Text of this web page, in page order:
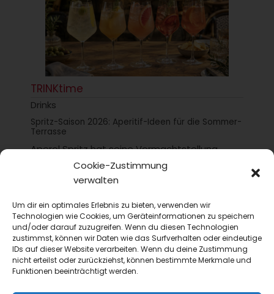
Cookie-Zustimmung
verwalten
Um dir ein optimales Erlebnis zu bieten, verwenden wir
Technologien wie Cookies, um Geräteinformationen zu speichern
und/oder darauf zuzugreifen. Wenn du diesen Technologien
zustimmst, können wir Daten wie das Surfverhalten oder eindeutige
IDs auf dieser Website verarbeiten. Wenn du deine Zustimmung
nicht erteilst oder zurückziehst, können bestimmte Merkmale und
Funktionen beeinträchtigt werden.
TRINKtime
Drinks
Spritz-Saison 2026: Aperitif-Ideen für die Sommer-
Terrasse
Aperol Spritz hat seine Vormachtstellung
gehalten, aber was spricht gegen
Abwechslung? Wir stellen hier ein paar